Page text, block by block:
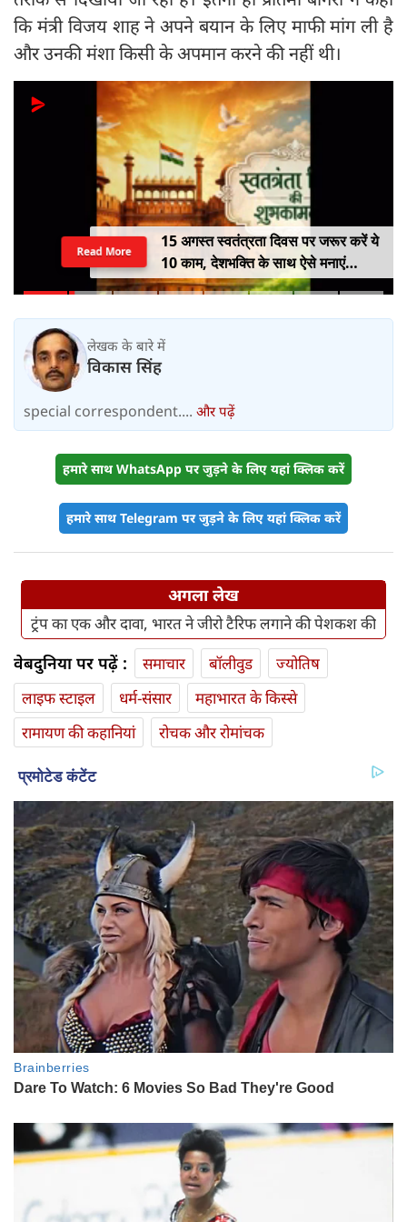
कि मंत्री विजय शाह ने अपने बयान के लिए माफी मांग ली है
और उनकी मंशा किसी के अपमान करने की नहीं थी।
15 अगस्त स्वतंत्रता दिवस पर जरूर करें ये
10 काम, देशभक्ति के साथ ऐसे मनाएं
आजादी का पर्व
Read More
लेखक के बारे में
विकास सिंह
special correspondent.... और पढ़ें
हमारे साथ WhatsApp पर जुड़ने के लिए यहां क्लिक करें
हमारे साथ Telegram पर जुड़ने के लिए यहां क्लिक करें
अगला लेख
ट्रंप का एक और दावा, भारत ने जीरो टैरिफ लगाने की पेशकश की
वेबदुनिया पर पढ़ें : समाचार बॉलीवुड
ज्योतिष
लाइफ स्‍टाइल
धर्म-संसार
महाभारत के किस्से
रामायण की कहानियां
रोचक और रोमांचक